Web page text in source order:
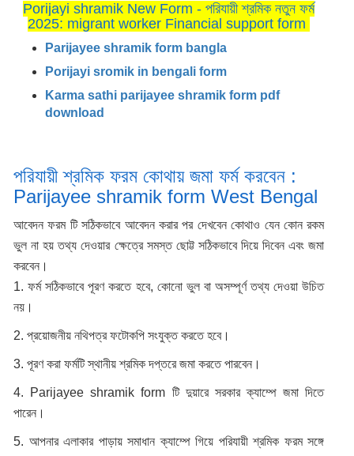
Porijayi shramik New Form - পরিযায়ী শ্রমিক নতুন ফর্ম
2025: migrant worker Financial support form
Parijayee shramik form bangla
Porijayi sromik in bengali form
Karma sathi parijayee shramik form pdf
download
পরিযায়ী শ্রমিক ফরম কোথায় জমা ফর্ম করবেন :
Parijayee shramik form West Bengal
আবেদন ফরম টি সঠিকভাবে আবেদন করার পর দেখবেন কোথাও যেন কোন রকম
ভুল না হয় তথ্য দেওয়ার ক্ষেত্রে সমস্ত ছোট্ট সঠিকভাবে দিয়ে দিবেন এবং জমা
করবেন।
1. ফর্ম সঠিকভাবে পূরণ করতে হবে, কোনো ভুল বা অসম্পূর্ণ তথ্য দেওয়া উচিত
নয়।
2. প্রয়োজনীয় নথিপত্র ফটোকপি সংযুক্ত করতে হবে।
3. পূরণ করা ফর্মটি স্থানীয় শ্রমিক দপ্তরে জমা করতে পারবেন।
4. Parijayee shramik form টি দুয়ারে সরকার ক্যাম্পে জমা দিতে
পারেন।
5. আপনার এলাকার পাড়ায় সমাধান ক্যাম্পে গিয়ে পরিযায়ী শ্রমিক ফরম সঙ্গে